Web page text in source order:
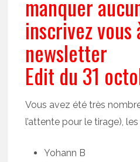
manquer
inscrivez vous
newsletter
Edit du 31
Vous avez été très
l’attente pour le tirage),
Yohann B